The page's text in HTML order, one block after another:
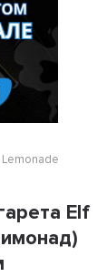
Lemonade
Elf